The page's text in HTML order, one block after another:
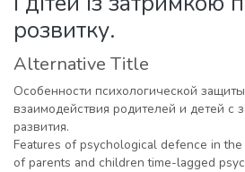
розвитку.
Alternative Title
Особенности психологической
взаимодействия родителей и детей с
развития.
Features of psychological defence in
of parents and children time-lagged